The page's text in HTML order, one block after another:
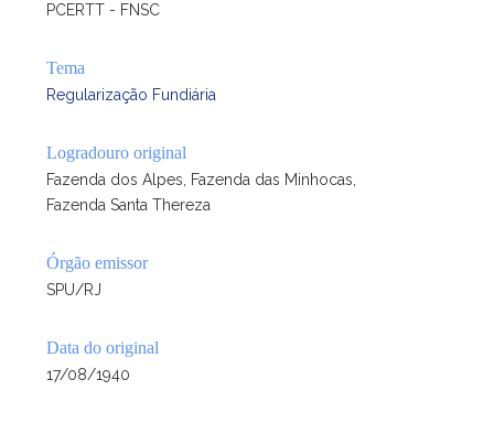
PCERTT - FNSC
Tema
Regularização Fundiária
Logradouro original
Fazenda dos Alpes, Fazenda das Minhocas,
Fazenda Santa Thereza
Órgão emissor
SPU/RJ
Data do original
17/08/1940